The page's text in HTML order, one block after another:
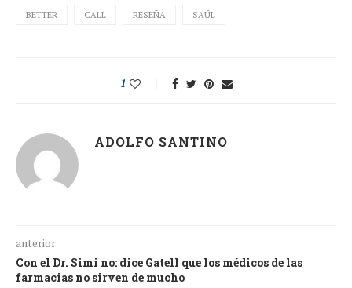
BETTER CALL RESEÑA SAÚL
1
ADOLFO SANTINO
anterior
Con el Dr. Simi no: dice Gatell que los médicos de las
farmacias no sirven de mucho